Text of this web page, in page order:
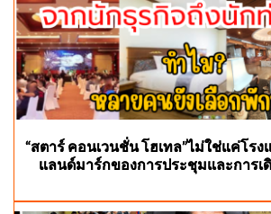
“สตาร์ คอนเวนชั่น โฮเทล”ไม่ใช่แค่โร
แลนด์มาร์กของการประชุมและการเ